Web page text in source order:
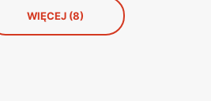
WIĘCEJ (8)